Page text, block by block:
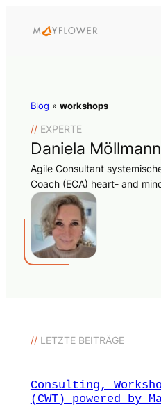
Blog » workshops
//EXPERTE
Daniela Möllmann
Agile Consultant
Coach (ECA) heart- and
//LETZTE BEITRÄGE
Consulting,
(CWT) powered by